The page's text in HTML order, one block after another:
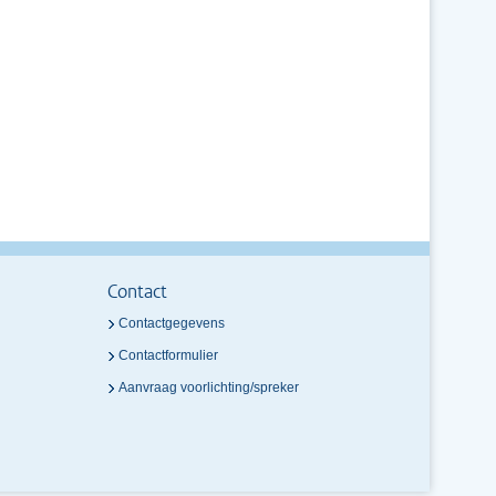
Contact
Contactgegevens
Contactformulier
Aanvraag voorlichting/spreker